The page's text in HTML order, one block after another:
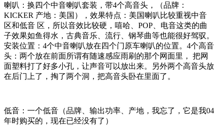
喇叭：换四个中音喇叭套装，带4个高音头，（品牌：
KICKER 产地：美国），效果特点：美国喇叭比较重视中音
区和低音 区，所以音效比较硬，嘻哈、POP、电音这类的曲
子效果如鱼得水，古典音乐、流行、钢琴曲等也能很好驾驭。
安装位置：4个中音喇叭放在四个门原车喇叭的位置。4个高音
头：两个放在前面所谓有随速感应雨刷的那个网面里， 把网
面塑料打了好多小孔，让声音可以放出来。另外两个高音头放
在后门上了，掏了两个洞，把高音头卧在里面了。
低音：一个低音（品牌、输出功率、产地，我忘了，它是我04
年时购买的，现在已经没有了）